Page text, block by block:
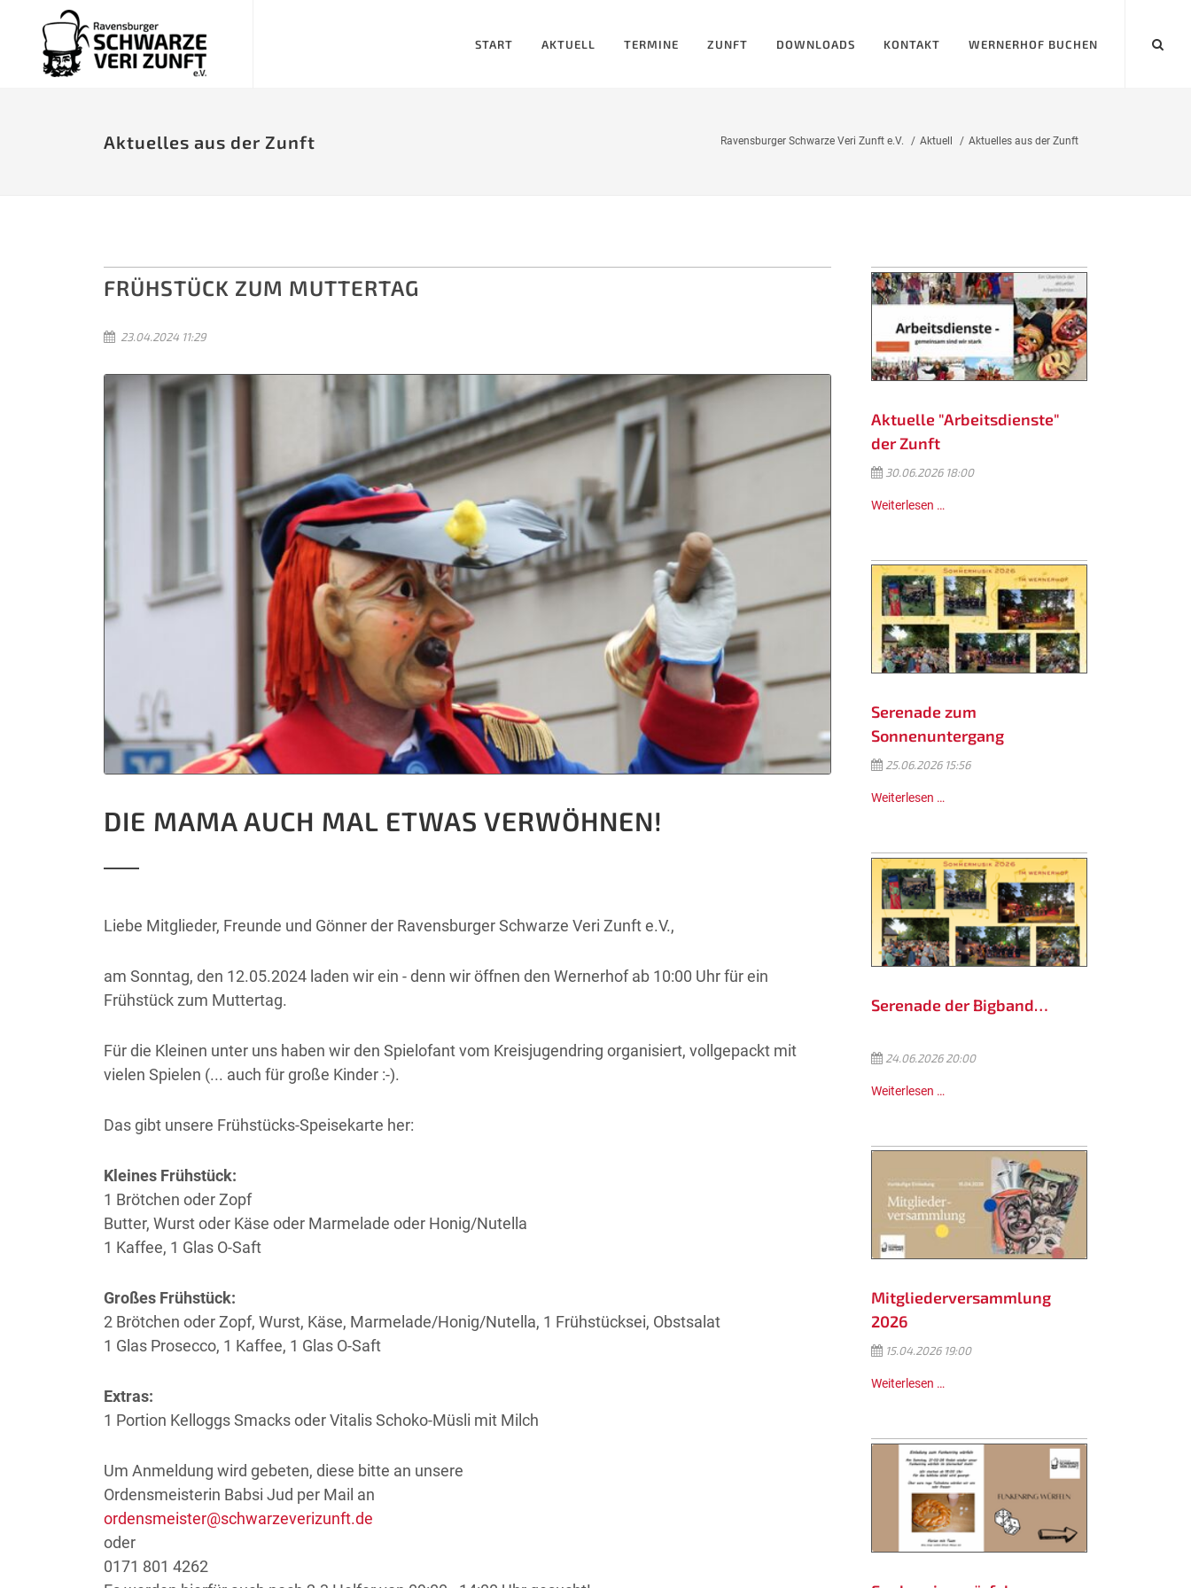
START AKTUELL TERMINE ZUNFT DOWNLOADS KONTAKT WERNERHOF BUCHEN
Aktuelles aus der Zunft Ravensburger Schwarze Veri Zunft e.V. Aktuell Aktuelles aus der Zunft
FRÜHSTÜCK ZUM MUTTERTAG
23.04.2024 11:29
DIE MAMA AUCH MAL ETWAS VERWÖHNEN!
Liebe Mitglieder, Freunde und Gönner der Ravensburger Schwarze Veri Zunft e.V.,
am Sonntag, den 12.05.2024 laden wir ein - denn wir öffnen den Wernerhof ab 10:00 Uhr für ein
Frühstück zum Muttertag.
Für die Kleinen unter uns haben wir den Spielofant vom Kreisjugendring organisiert, vollgepackt mit
vielen Spielen (... auch für große Kinder :-).
Das gibt unsere Frühstücks-Speisekarte her:
Kleines Frühstück:
1 Brötchen oder Zopf
Butter, Wurst oder Käse oder Marmelade oder Honig/Nutella
1 Kaffee, 1 Glas O-Saft
Großes Frühstück:
2 Brötchen oder Zopf, Wurst, Käse, Marmelade/Honig/Nutella, 1 Frühstücksei, Obstsalat
1 Glas Prosecco, 1 Kaffee, 1 Glas O-Saft
Extras:
1 Portion Kelloggs Smacks oder Vitalis Schoko-Müsli mit Milch
Um Anmeldung wird gebeten, diese bitte an unsere
Ordensmeisterin Babsi Jud per Mail an
ordensmeister@schwarzeverizunft.de
oder
0171 801 4262
Aktuelle "Arbeitsdienste"
der Zunft
30.06.2026 18:00
Weiterlesen …
Serenade zum
Sonnenuntergang
25.06.2026 15:56
Weiterlesen …
Serenade der Bigband…
24.06.2026 20:00
Weiterlesen …
Mitgliederversammlung
2026
15.04.2026 19:00
Weiterlesen …